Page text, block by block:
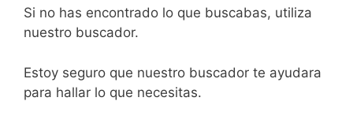
Si no has encontrado lo que buscabas, utiliza
nuestro buscador.
Estoy seguro que nuestro buscador te ayudara
para hallar lo que necesitas.